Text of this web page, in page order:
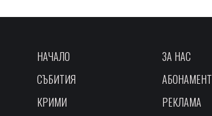
НАЧАЛО
СЪБИТИЯ
КРИМИ
ЗА НАС
АБОНАМЕНТ
РЕКЛАМА